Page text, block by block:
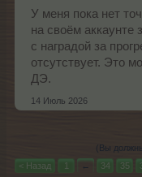
У меня пока нет
на своём
с наградой за
отсутствует. Это
ДЭ.
14 Июль 2026
(Вы
< Назад
1 ← 34 35